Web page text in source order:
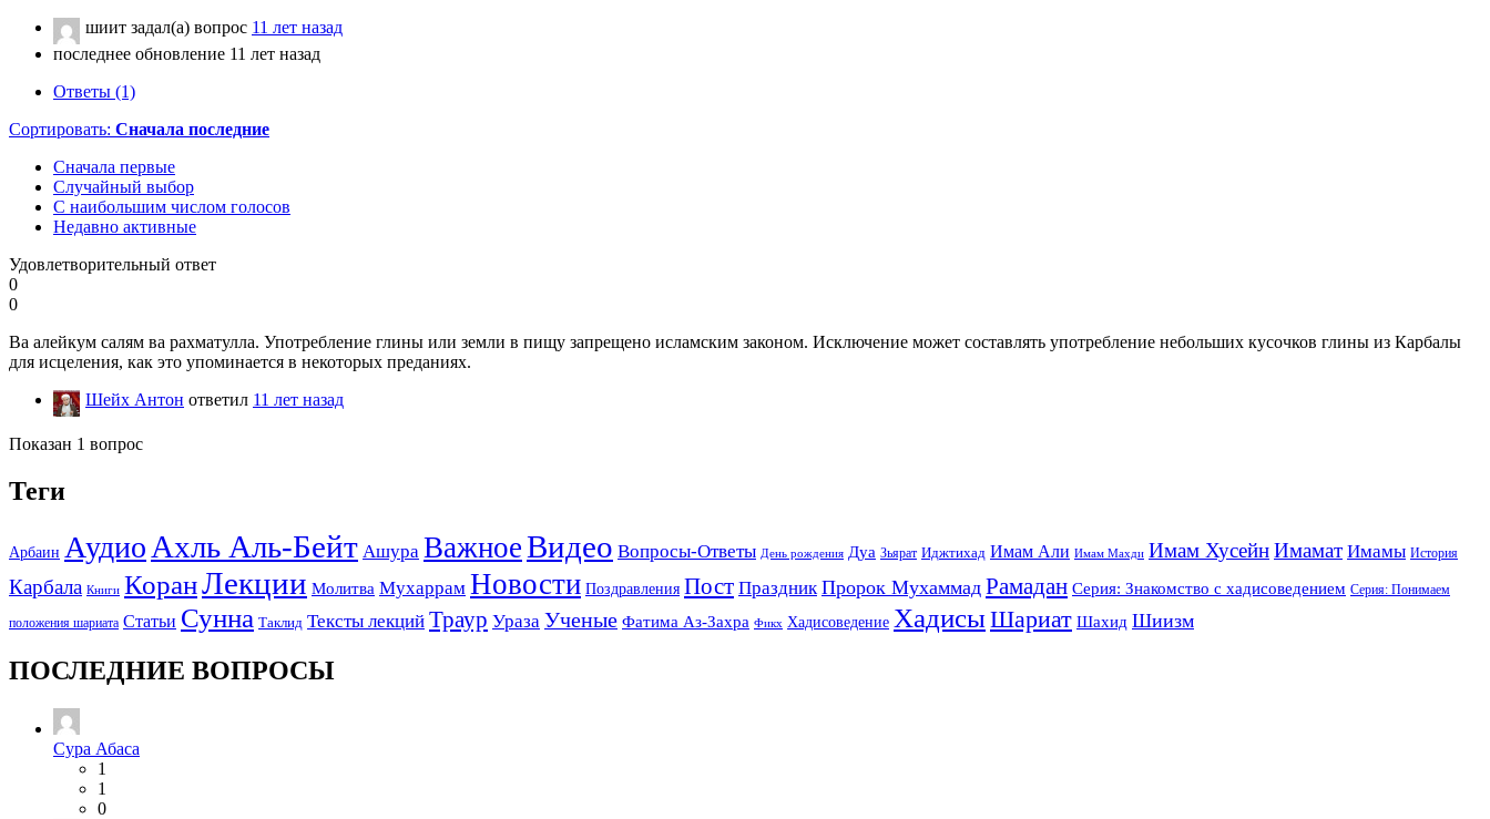
шиит задал(а) вопрос 11 лет назад
последнее обновление 11 лет назад
Ответы (1)
Сортировать: Сначала последние
Сначала первые
Случайный выбор
С наибольшим числом голосов
Недавно активные
Удовлетворительный ответ
0
0
Ва алейкум салям ва рахматулла. Употребление глины или земли в пищу запрещено исламским законом. Исключение может составлять употребление небольших кусочков глины из Карбалы
для исцеления, как это упоминается в некоторых преданиях.
Шейх Антон ответил 11 лет назад
Показан 1 вопрос
Теги
Арбаин Аудио Ахль Аль-Бейт Ашура ВажноеВидео Вопросы-Ответы День рождения Дуа Зьярат Иджтихад Имам Али Имам Махди Имам ХусейнИмамат Имамы История
Карбала Книги КоранЛекции Молитва Мухаррам Новости Поздравления Пост Праздник Пророк Мухаммад Рамадан Серия: Знакомство с хадисоведением Серия: Понимаем
положения шариата Статьи Сунна Таклид Тексты лекций Траур Ураза Ученые Фатима Аз-Захра Фикх Хадисоведение ХадисыШариат Шахид Шиизм
ПОСЛЕДНИЕ ВОПРОСЫ
Сура Абаса
1
1
0